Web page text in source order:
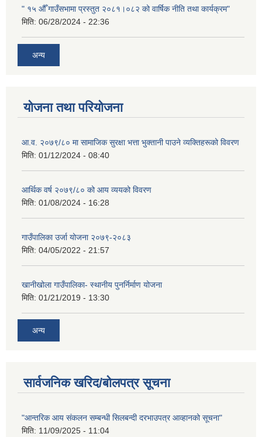
" १५ औँ गाउँसभामा प्रस्तुत २०८१।०८२ को वार्षिक नीति तथा कार्यक्रम"
मिति: 06/28/2024 - 22:36
अन्य
योजना तथा परियोजना
आ.व. २०७९/८० मा सामाजिक सुरक्षा भत्ता भुक्तानी पाउने व्यक्तिहरूको विवरण
मिति: 01/12/2024 - 08:40
आर्थिक वर्ष २०७९/८० को आय व्ययको विवरण
मिति: 01/08/2024 - 16:28
गाउँपालिका उर्जा योजना २०७९-२०८३
मिति: 04/05/2022 - 21:57
खानीखोला गाउँपालिका- स्थानीय पुनर्निर्माण योजना
मिति: 01/21/2019 - 13:30
अन्य
सार्वजनिक खरिद/बोलपत्र सूचना
"आन्तरिक आय संकलन सम्बन्धी सिलबन्दी दरभाउपत्र आव्हानको सूचना"
मिति: 11/09/2025 - 11:04